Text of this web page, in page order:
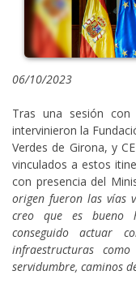
06/10/2023
Tras una sesión
intervinieron la
Verdes de Girona, y
vinculados a estos
con presencia del
origen fueron las vías
creo que es bueno
conseguido actuar
infraestructuras
servidumbre, caminos